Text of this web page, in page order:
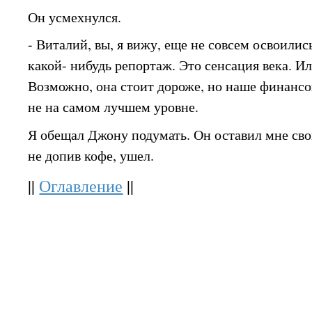
Он усмехнулся.
- Виталий, вы, я вижу, еще не совсем
какой- нибудь репортаж. Это сенсация века.
Возможно, она стоит дороже, но наше
не на самом лучшем уровне.
Я обещал Джону подумать. Он оставил мне
не допив кофе, ушел.
|| Оглавление ||